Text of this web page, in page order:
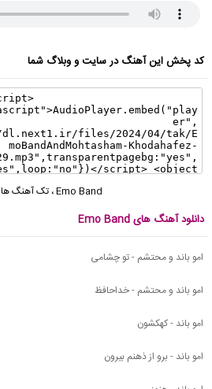
کد پخش این آهنگ در سایت و وبلاگ شما
Emo Band، تک آهنگ ها
دانلود آهنگ های Emo Band
امو باند و محتشم - تو چشامی
امو باند و محتشم - خداحافظ
امو باند - کهکشون
امو باند - برو از ذهنم بیرون